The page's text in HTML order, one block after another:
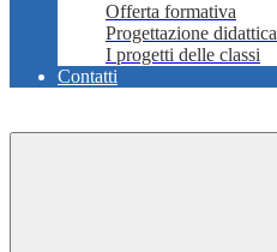
Offerta formativa
Progettazione didattica
I progetti delle classi
Contatti